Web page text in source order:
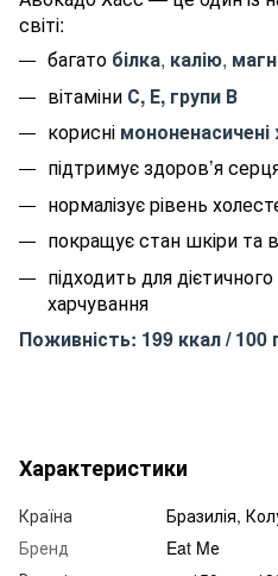
світі:
багато білка, калію,
вітаміни С, Е, групи В
корисні
підтримує здоров’я
нормалізує рівень
покращує стан шкіри та
підходить для
харчування
Поживність: 199 ккал / 100
Характеристики
Країна
Бразилія,
Бренд
Eat Mе